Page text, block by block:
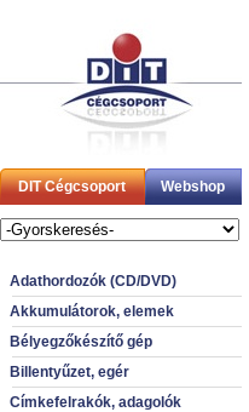
DIT Cégcsoport Webshop
Adathordozók (CD/DVD)
Akkumulátorok, elemek
Bélyegzőkészítő gép
Billentyűzet, egér
Címkefelrakók, adagolók